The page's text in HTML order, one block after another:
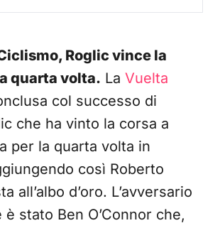
Roglic vince la
quarta volta. La Vuelta
col successo di
che ha vinto la corsa a
per la quarta volta in
così Roberto
all’albo d’oro. L’avversario
stato Ben O’Connor che,